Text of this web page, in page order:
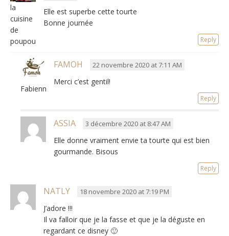
la
cuisine
de
poupoule
Elle est superbe cette tourte
Bonne journée
Reply
Fabienne
FAMOH 22 novembre 2020 at 7:11 AM
Merci c’est gentil!
Reply
ASSIA 3 décembre 2020 at 8:47 AM
Elle donne vraiment envie ta tourte qui est bien
gourmande. Bisous
Reply
NATLY 18 novembre 2020 at 7:19 PM
J’adore !!!
Il va falloir que je la fasse et que je la déguste en
regardant ce disney 🙂